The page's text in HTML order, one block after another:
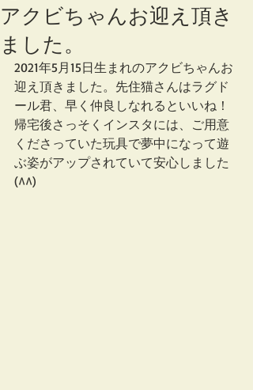
アクビちゃんお迎え頂き
ました。
2021年5月15日生まれのアクビちゃんお
迎え頂きました。先住猫さんはラグド
ール君、早く仲良しなれるといいね！
帰宅後さっそくインスタには、ご用意
くださっていた玩具で夢中になって遊
ぶ姿がアップされていて安心しました
(^^)